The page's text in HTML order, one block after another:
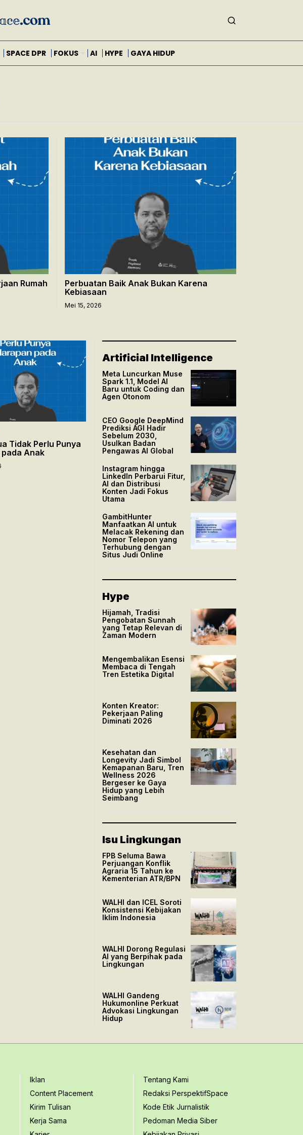
SPACE DPR FOKUS AI HYPE GAYA HIDUP
Rumah
Perbuatan Baik Anak Bukan Karena
Kebiasaan
Mei 15, 2026
Tidak Perlu Punya
Anak
Artificial Intelligence
Meta Luncurkan Muse
Spark 1.1, Model AI
Baru untuk Coding dan
Agen Otonom
CEO Google DeepMind
Prediksi AGI Hadir
Sebelum 2030,
Usulkan Badan
Pengawas AI Global
Instagram hingga
LinkedIn Perbarui Fitur,
AI dan Distribusi
Konten Jadi Fokus
Utama
GambitHunter
Manfaatkan AI untuk
Melacak Rekening dan
Nomor Telepon yang
Terhubung dengan
Situs Judi Online
Hype
Hijamah, Tradisi
Pengobatan Sunnah
yang Tetap Relevan di
Zaman Modern
Mengembalikan Esensi
Membaca di Tengah
Tren Estetika Digital
Konten Kreator:
Pekerjaan Paling
Diminati 2026
Kesehatan dan
Longevity Jadi Simbol
Kemapanan Baru, Tren
Wellness 2026
Bergeser ke Gaya
Hidup yang Lebih
Seimbang
Isu Lingkungan
FPB Seluma Bawa
Perjuangan Konflik
Agraria 15 Tahun ke
Kementerian ATR/BPN
WALHI dan ICEL Soroti
Konsistensi Kebijakan
Iklim Indonesia
WALHI Dorong Regulasi
AI yang Berpihak pada
Lingkungan
WALHI Gandeng
Hukumonline Perkuat
Advokasi Lingkungan
Hidup
Iklan
Content Placement
Kirim Tulisan
Kerja Sama
Tentang Kami
Redaksi PerspektifSpace
Kode Etik Jurnalistik
Pedoman Media Siber